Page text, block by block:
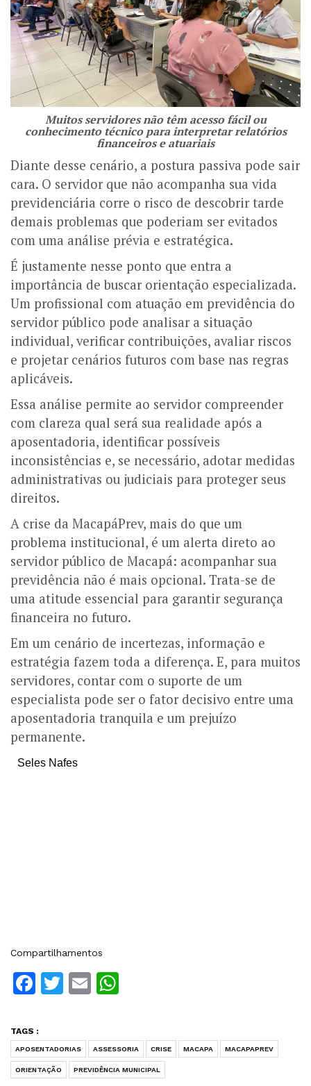
Muitos servidores não têm acesso fácil ou
conhecimento técnico para interpretar relatórios
financeiros e atuariais
Diante desse cenário, a postura passiva pode sair
cara. O servidor que não acompanha sua vida
previdenciária corre o risco de descobrir tarde
demais problemas que poderiam ser evitados
com uma análise prévia e estratégica.
É justamente nesse ponto que entra a
importância de buscar orientação especializada.
Um profissional com atuação em previdência do
servidor público pode analisar a situação
individual, verificar contribuições, avaliar riscos
e projetar cenários futuros com base nas regras
aplicáveis.
Essa análise permite ao servidor compreender
com clareza qual será sua realidade após a
aposentadoria, identificar possíveis
inconsistências e, se necessário, adotar medidas
administrativas ou judiciais para proteger seus
direitos.
A crise da MacapáPrev, mais do que um
problema institucional, é um alerta direto ao
servidor público de Macapá: acompanhar sua
previdência não é mais opcional. Trata-se de
uma atitude essencial para garantir segurança
financeira no futuro.
Em um cenário de incertezas, informação e
estratégia fazem toda a diferença. E, para muitos
servidores, contar com o suporte de um
especialista pode ser o fator decisivo entre uma
aposentadoria tranquila e um prejuízo
permanente.
Seles Nafes
Compartilhamentos
Facebook
Twitter
Email
TAGS :
APOSENTADORIAS ASSESSORIA CRISE MACAPA MACAPAPREV
ORIENTAÇÃO PREVIDÊNCIA MUNICIPAL